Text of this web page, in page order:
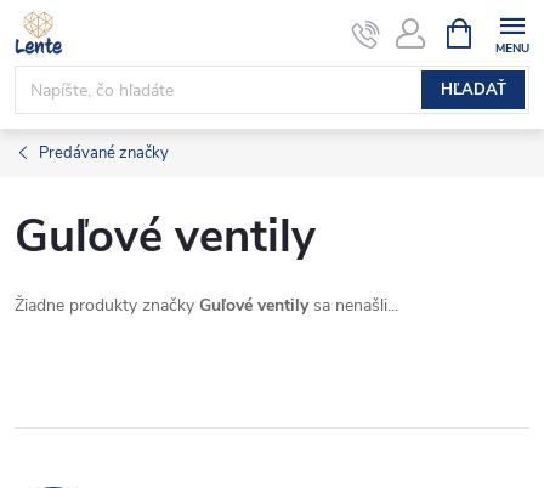
Prejsť
na
obsah
HĽADAŤ
KOŠÍK
Predávané značky
Guľové ventily
Žiadne produkty značky Guľové ventilysa nenašli...